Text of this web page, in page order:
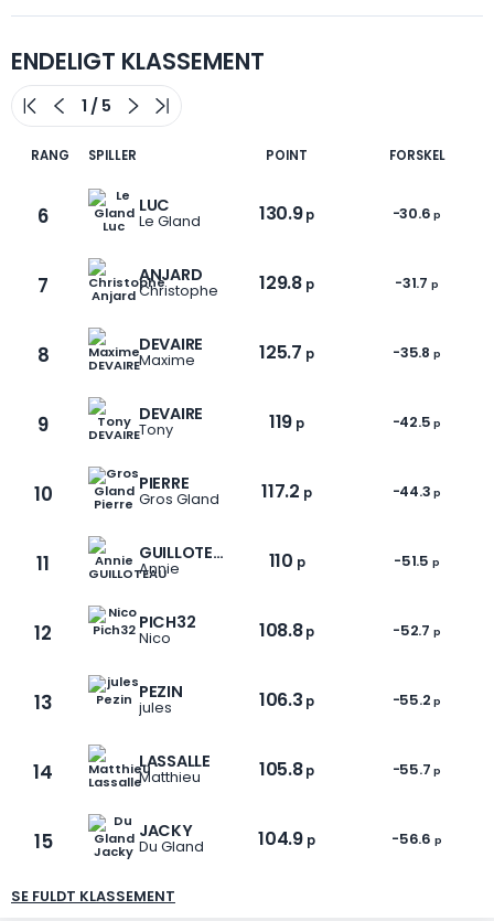
ENDELIGT KLASSEMENT
1 / 5
RANG SPILLER POINT FORSKEL
6 LUC
Le Gland 130.9 p -30.6 p
7 ANJARD
Christophe 129.8 p -31.7 p
8 DEVAIRE
Maxime 125.7 p -35.8 p
9 DEVAIRE
Tony 119 p -42.5 p
10 PIERRE
Gros Gland 117.2 p -44.3 p
11 GUILLOTEAU
Annie 110 p -51.5 p
12 PICH32
Nico 108.8 p -52.7 p
13 PEZIN
jules 106.3 p -55.2 p
14 LASSALLE
Matthieu 105.8 p -55.7 p
15 JACKY
Du Gland 104.9 p -56.6 p
SE FULDT KLASSEMENT